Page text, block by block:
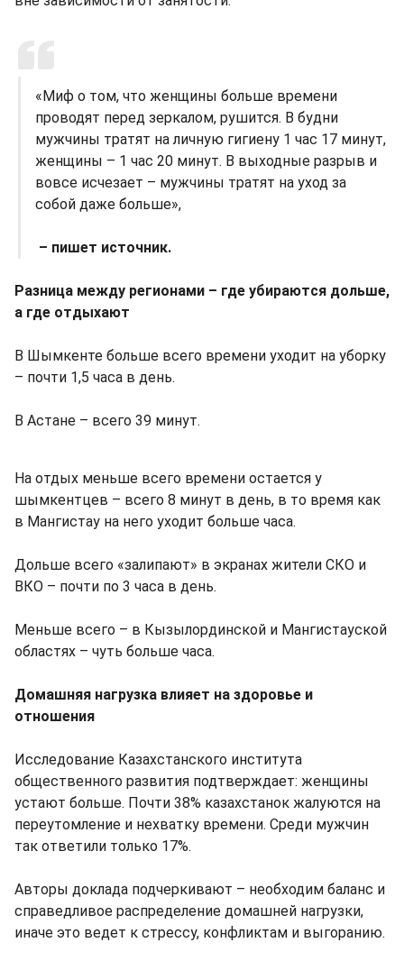
«Миф о том, что женщины больше времени
проводят перед зеркалом, рушится. В будни
мужчины тратят на личную гигиену 1 час 17 минут,
женщины – 1 час 20 минут. В выходные разрыв и
вовсе исчезает – мужчины тратят на уход за
собой даже больше»,
– пишет источник.
Разница между регионами – где убираются дольше,
а где отдыхают
В Шымкенте больше всего времени уходит на уборку
– почти 1,5 часа в день.
В Астане – всего 39 минут.
На отдых меньше всего времени остается у
шымкентцев – всего 8 минут в день, в то время как
в Мангистау на него уходит больше часа.
Дольше всего «залипают» в экранах жители СКО и
ВКО – почти по 3 часа в день.
Меньше всего – в Кызылординской и Мангистауской
областях – чуть больше часа.
Домашняя нагрузка влияет на здоровье и
отношения
Исследование Казахстанского института
общественного развития подтверждает: женщины
устают больше. Почти 38% казахстанок жалуются на
переутомление и нехватку времени. Среди мужчин
так ответили только 17%.
Авторы доклада подчеркивают – необходим баланс и
справедливое распределение домашней нагрузки,
иначе это ведет к стрессу, конфликтам и выгоранию.